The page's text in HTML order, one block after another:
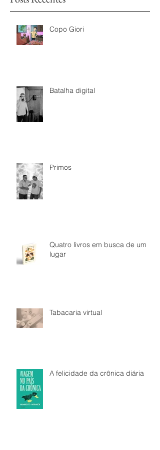
Copo Giori
Batalha digital
Primos
Quatro livros em busca de um
lugar
Tabacaria virtual
A felicidade da crônica diária